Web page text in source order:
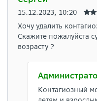
15.12.2023, 10:20
Хочу удалить
Скажите пожалуйста
возрасту ?
Контагиозный